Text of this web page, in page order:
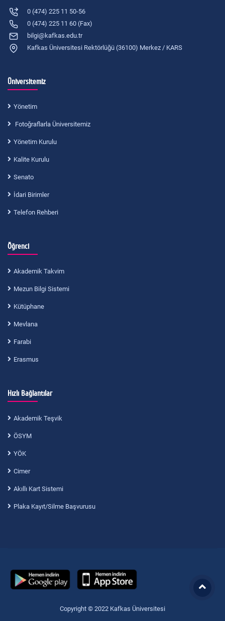
0 (474) 225 11 50-56
0 (474) 225 11 60 (Fax)
bilgi@kafkas.edu.tr
Kafkas Üniversitesi Rektörlüğü (36100) Merkez / KARS
Üniversitemiz
Yönetim
Fotoğraflarla Üniversitemiz
Yönetim Kurulu
Kalite Kurulu
Senato
İdari Birimler
Telefon Rehberi
Öğrenci
Akademik Takvim
Mezun Bilgi Sistemi
Kütüphane
Mevlana
Farabi
Erasmus
Hızlı Bağlantılar
Akademik Teşvik
ÖSYM
YÖK
Cimer
Akıllı Kart Sistemi
Plaka Kayıt/Silme Başvurusu
Copyright © 2022 Kafkas Üniversitesi